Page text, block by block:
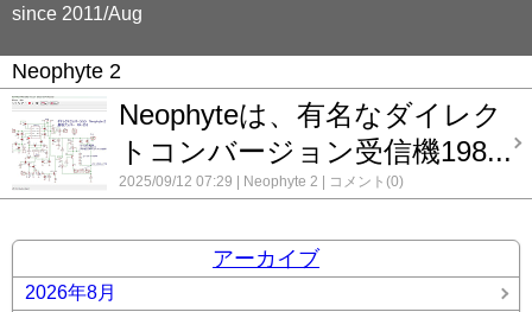
since 2011/Aug
Neophyte 2
Neophyteは、有名なダイレク
トコンバージョン受信機198...
2025/09/12 07:29 Neophyte 2 コメント(0)
アーカイブ
2026年8月